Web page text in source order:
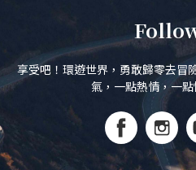
享受吧！環遊世界，勇敢歸零去冒
氣，一點熱情，一